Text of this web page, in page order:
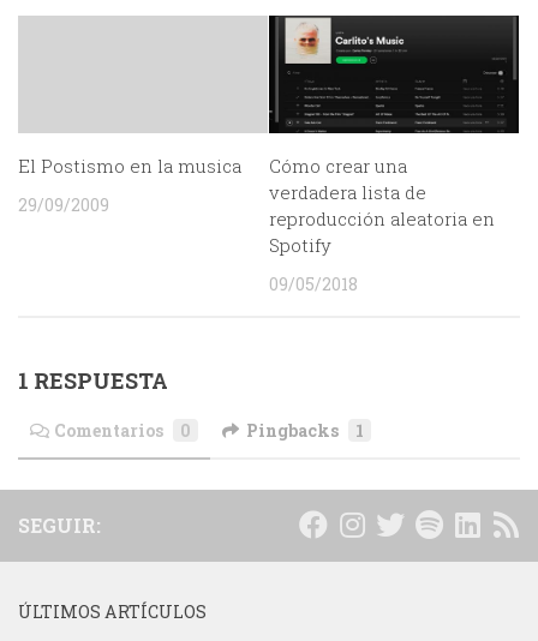
El Postismo en la musica
29/09/2009
Cómo crear una
verdadera lista de
reproducción aleatoria en
Spotify
09/05/2018
1 RESPUESTA
Comentarios 0 Pingbacks 1
SEGUIR:
ÚLTIMOS ARTÍCULOS